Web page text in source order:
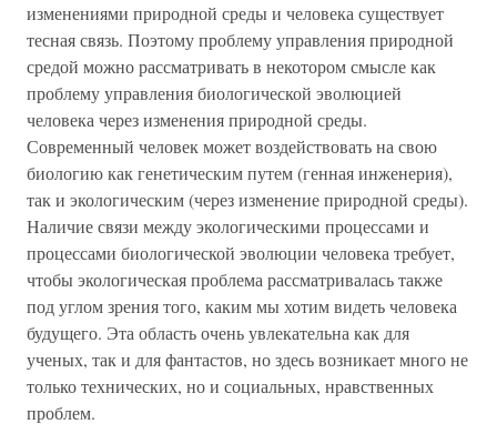
изменениями природной среды и человека существует
тесная связь. Поэтому проблему управления природной
средой можно рассматривать в некотором смысле как
проблему управления биологической эволюцией
человека через изменения природной среды.
Современный человек может воздействовать на свою
биологию как генетическим путем (генная инженерия),
так и экологическим (через изменение природной среды).
Наличие связи между экологическими процессами и
процессами биологической эволюции человека требует,
чтобы экологическая проблема рассматривалась также
под углом зрения того, каким мы хотим видеть человека
будущего. Эта область очень увлекательна как для
ученых, так и для фантастов, но здесь возникает много не
только технических, но и социальных, нравственных
проблем.